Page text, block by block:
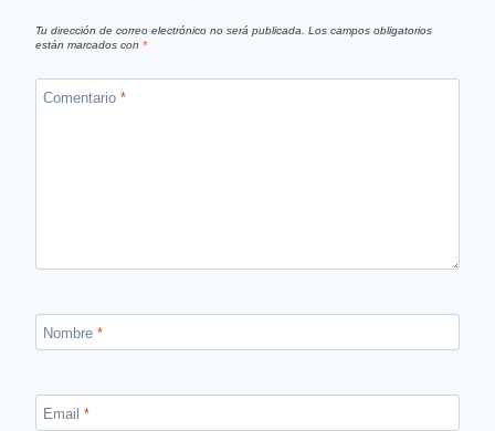
Tu dirección de correo electrónico no será publicada. Los campos obligatorios
están marcados con *
Comentario *
Nombre *
Email *